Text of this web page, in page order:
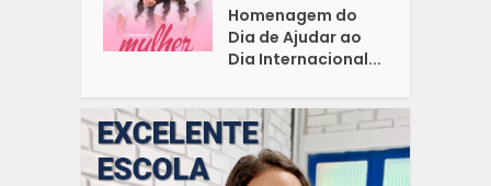
Homenagem do
Dia de Ajudar ao
Dia Internacional...